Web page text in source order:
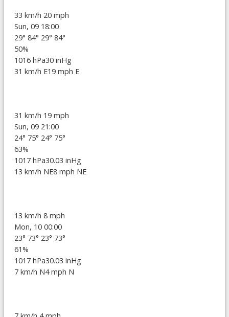
33 km/h 20 mph
Sun, 09 18:00
29° 84° 29° 84°
50%
1016 hPa30 inHg
31 km/h E19 mph E
31 km/h 19 mph
Sun, 09 21:00
24° 75° 24° 75°
63%
1017 hPa30.03 inHg
13 km/h NE8 mph NE
13 km/h 8 mph
Mon, 10 00:00
23° 73° 23° 73°
61%
1017 hPa30.03 inHg
7 km/h N4 mph N